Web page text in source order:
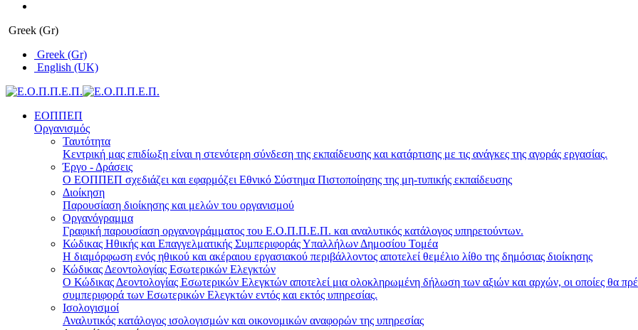
Greek (Gr)
Greek (Gr)
English (UK)
ΕΟΠΠΕΠ
Οργανισμός
Ταυτότητα
Κεντρική μας επιδίωξη είναι η στενότερη σύνδεση της εκπαίδευσης και κατάρτισης με τις ανάγκες της αγοράς εργασίας.
Έργο - Δράσεις
Ο ΕΟΠΠΕΠ σχεδιάζει και εφαρμόζει Eθνικό Σύστημα Πιστοποίησης της μη-τυπικής εκπαίδευσης
Διοίκηση
Παρουσίαση διοίκησης και μελών του οργανισμού
Οργανόγραμμα
Γραφική παρουσίαση οργανογράμματος του Ε.Ο.Π.Π.Ε.Π. και αναλυτικός κατάλογος υπηρετούντων.
Κώδικας Ηθικής και Επαγγελματικής Συμπεριφοράς Υπαλλήλων Δημοσίου Τομέα
Η διαμόρφωση ενός ηθικού και ακέραιου εργασιακού περιβάλλοντος αποτελεί θεμέλιο λίθο της δημόσιας διοίκησης
Κώδικας Δεοντολογίας Εσωτερικών Ελεγκτών
Ο Κώδικας Δεοντολογίας Εσωτερικών Ελεγκτών αποτελεί μια ολοκληρωμένη δήλωση των αξιών και αρχών, οι οποίες θα
συμπεριφορά των Εσωτερικών Ελεγκτών εντός και εκτός υπηρεσίας.
Ισολογισμοί
Αναλυτικός κατάλογος ισολογισμών και οικονομικών αναφορών της υπηρεσίας